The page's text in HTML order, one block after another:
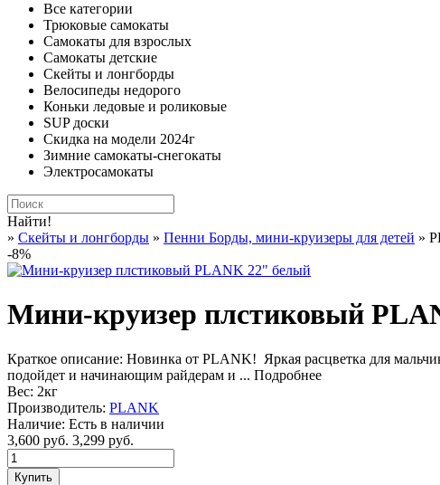
Все категории
Трюковые самокаты
Самокаты для взрослых
Самокаты детские
Cкейты и лонгборды
Велосипеды недорого
Коньки ледовые и роликовые
SUP доски
Скидка на модели 2024г
Зимние самокаты-снегокаты
Электросамокаты
Найти!
» Cкейты и лонгборды » Пенни Борды, мини-круизеры для детей »
-8%
Мини-круизер плстиковый
Краткое описание: Новинка от PLANK! Яркая расцветка для
подойдет и начинающим райдерам и ... Подробнее
Вес: 2кг
Производитель: PLANK
Наличие: Есть в наличии
3,600 руб. 3,299 руб.